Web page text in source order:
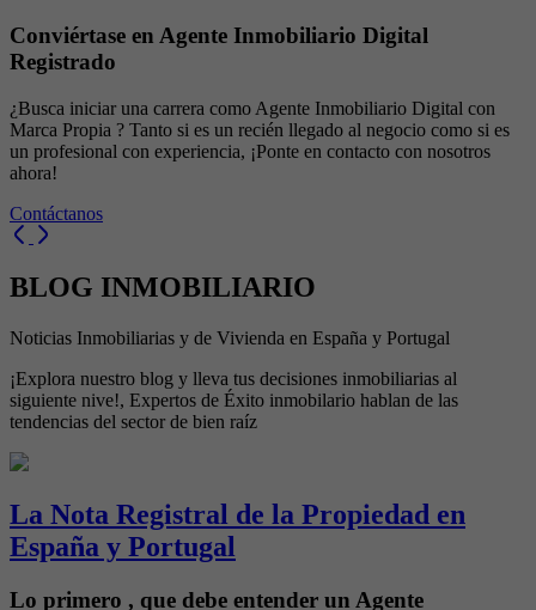
Conviértase en Agente Inmobiliario Digital
Registrado
¿Busca iniciar una carrera como Agente Inmobiliario Digital con
Marca Propia ? Tanto si es un recién llegado al negocio como si es
un profesional con experiencia, ¡Ponte en contacto con nosotros
ahora!
Contáctanos
BLOG INMOBILIARIO
Noticias Inmobiliarias y de Vivienda en España y Portugal
¡Explora nuestro blog y lleva tus decisiones inmobiliarias al
siguiente nive!, Expertos de Éxito inmobilario hablan de las
tendencias del sector de bien raíz
La Nota Registral de la Propiedad en
España y Portugal
Lo primero , que debe entender un Agente